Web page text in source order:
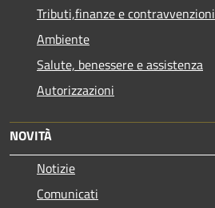
Tributi,finanze e contravvenzioni
Ambiente
Salute, benessere e assistenza
Autorizzazioni
NOVITÀ
Notizie
Comunicati